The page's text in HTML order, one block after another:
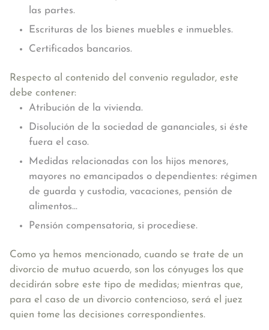
las partes.
Escrituras de los bienes muebles e inmuebles.
Certificados bancarios.
Respecto al contenido del convenio regulador, este
debe contener:
Atribución de la vivienda.
Disolución de la sociedad de gananciales, si éste
fuera el caso.
Medidas relacionadas con los hijos menores,
mayores no emancipados o dependientes: régimen
de guarda y custodia, vacaciones, pensión de
alimentos...
Pensión compensatoria, si procediese.
Como ya hemos mencionado, cuando se trate de un
divorcio de mutuo acuerdo, son los cónyuges los que
decidirán sobre este tipo de medidas; mientras que,
para el caso de un divorcio contencioso, será el juez
quien tome las decisiones correspondientes.